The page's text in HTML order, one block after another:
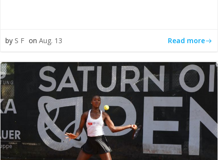
by S F on Aug. 13 Read more